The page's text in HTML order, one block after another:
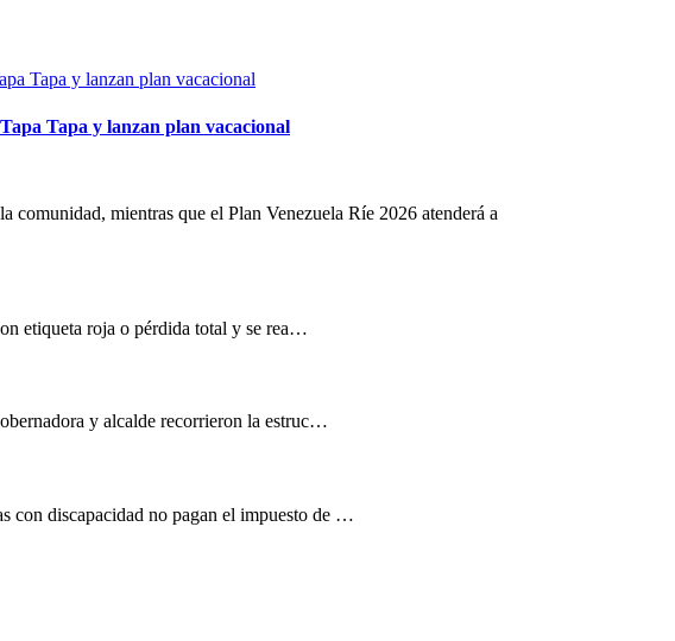
Tapa y lanzan plan vacacional
comunidad, mientras que el Plan Venezuela Ríe 2026 atenderá a
etiqueta roja o pérdida total y se rea…
y alcalde recorrieron la estruc…
con discapacidad no pagan el impuesto de …